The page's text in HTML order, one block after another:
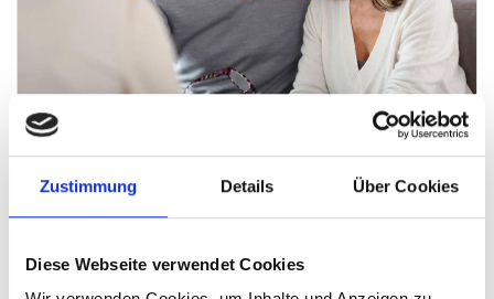
Zustimmung Details Über Cookies
Diese Webseite verwendet Cookies
Makler-Service von A bis Z - individuell
& transparent
erfolgreich und zügig verkaufen. Dafür unterstützen wir Sie